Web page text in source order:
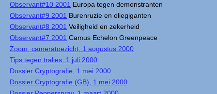
Observant#10 2001 Europa tegen demonstranten
Observant#9 2001 Burenruzie en oliegiganten
Observant#8 2001 Veiligheid en zekerheid
Observant#7 2001 Camus Echelon Greenpeace
Zoom, cameratoezicht, 1 augustus 2000
Tips tegen tralies, 1 juli 2000
Dossier Cryptografie, 1 mei 2000
Dossier Cryptografie (GB), 1 mei 2000